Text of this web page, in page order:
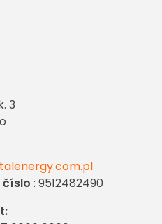
3
: 9512482490